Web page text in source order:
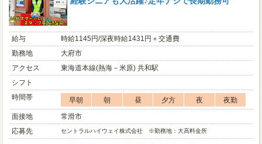
給与
時給1145円/深夜時給1431円＋交通費
勤務地
大府市
アクセス
東海道本線(熱海－米原) 共和駅
シフト
時間帯
早朝 朝 昼 夕方 夜
夜勤
面接地
常滑市
応募先
セントラルハイウェイ株式会社 ※勤務地：大高料金所